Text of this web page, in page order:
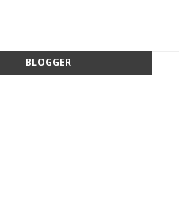
BLOGGER